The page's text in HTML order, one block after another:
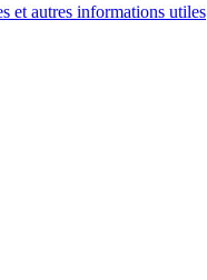
et autres informations utiles